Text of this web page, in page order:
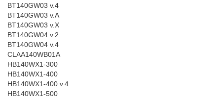
BT140GW03 v.4
BT140GW03 v.A
BT140GW03 v.X
BT140GW04 v.2
BT140GW04 v.4
CLAA140WB01A
HB140WX1-300
HB140WX1-400
HB140WX1-400 v.4
HB140WX1-500